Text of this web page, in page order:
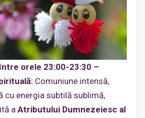
orele 23:00-23:30 –
Comuniune intensă,
cu energia subtilă sublimă,
a Atributului Dumnezeiesc al